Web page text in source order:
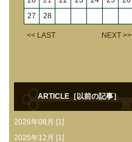
27
28
<< LAST NEXT >>
ARTICLE［以前の記事］
2026年08月 [1]
2025年12月 [1]